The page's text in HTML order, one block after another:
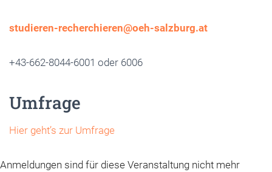
studieren-recherchieren@oeh-salzburg.at
+43-662-8044-6001 oder 6006
Umfrage
Hier geht’s zur Umfrage
Anmeldungen sind für diese Veranstaltung nicht mehr